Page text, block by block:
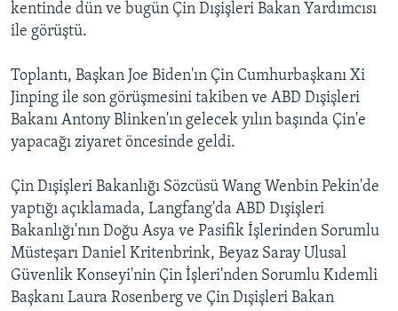
kentinde dün ve bugün Çin Dışişleri Bakan Yardımcısı
ile görüştü.
Toplantı, Başkan Joe Biden'ın Çin Cumhurbaşkanı Xi
Jinping ile son görüşmesini takiben ve ABD Dışişleri
Bakanı Antony Blinken'ın gelecek yılın başında Çin'e
yapacağı ziyaret öncesinde geldi.
Çin Dışişleri Bakanlığı Sözcüsü Wang Wenbin Pekin'de
yaptığı açıklamada, Langfang'da ABD Dışişleri
Bakanlığı'nın Doğu Asya ve Pasifik İşlerinden Sorumlu
Müsteşarı Daniel Kritenbrink, Beyaz Saray Ulusal
Güvenlik Konseyi'nin Çin İşleri'nden Sorumlu Kıdemli
Başkanı Laura Rosenberg ve Çin Dışişleri Bakan